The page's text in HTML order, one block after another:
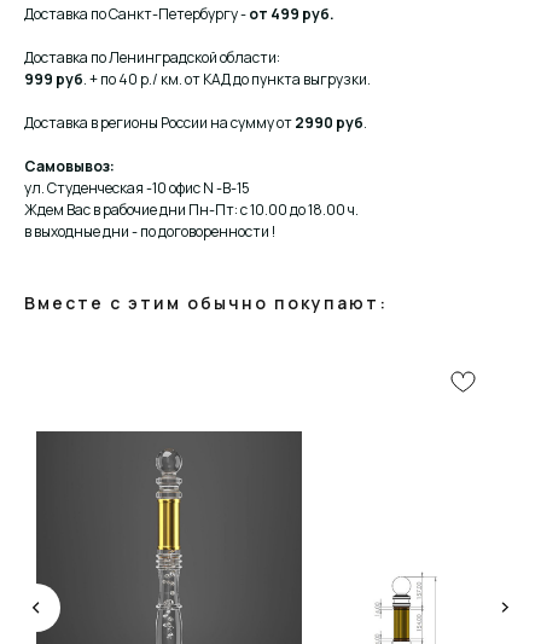
Доставка по Санкт-Петербургу -от 499 руб.
Доставка по Ленинградской области:
999 руб. + по 40 р./ км. от КАД до пункта выгрузки.
Доставка в регионы России на сумму от2990 руб.
Самовывоз:
ул. Студенческая -10 офис N -В-15
Ждем Вас в рабочие дни Пн-Пт: с 10.00 до 18.00 ч.
в выходные дни - по договоренности !
Вместе с этим обычно покупают:
Опытные специалисты помогут Вам с дизайном
КОНСУЛЬТАЦИЯ